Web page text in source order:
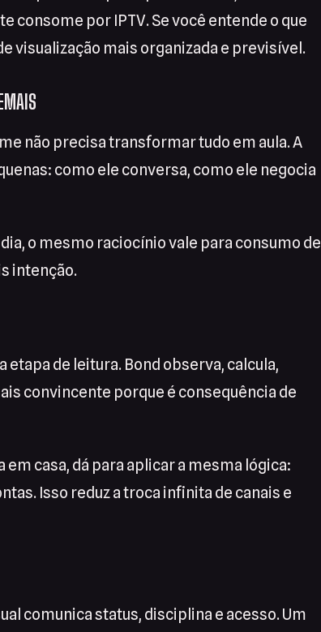
consome por IPTV. Se você entende o que
visualização mais organizada e previsível.
não precisa transformar tudo em aula. A
como ele conversa, como ele negocia
o mesmo raciocínio vale para consumo de
intenção.
de leitura. Bond observa, calcula,
convincente porque é consequência de
casa, dá para aplicar a mesma lógica:
Isso reduz a troca infinita de canais e
comunica status, disciplina e acesso. Um